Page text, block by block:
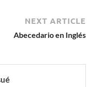
NEXT ARTICLE
Abecedario en Inglés